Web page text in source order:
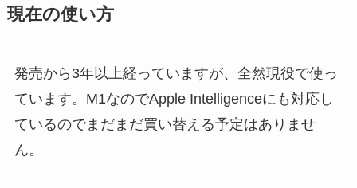
現在の使い方
発売から3年以上経っていますが、全然現役で使っ
ています。M1なのでApple Intelligenceにも対応し
ているのでまだまだ買い替える予定はありませ
ん。